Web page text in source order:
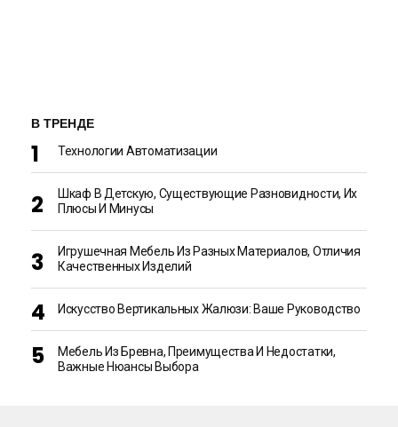
В ТРЕНДЕ
Технологии Автоматизации
Шкаф В Детскую, Существующие Разновидности, Их
Плюсы И Минусы
Игрушечная Мебель Из Разных Материалов, Отличия
Качественных Изделий
Искусство Вертикальных Жалюзи: Ваше Руководство
Мебель Из Бревна, Преимущества И Недостатки,
Важные Нюансы Выбора